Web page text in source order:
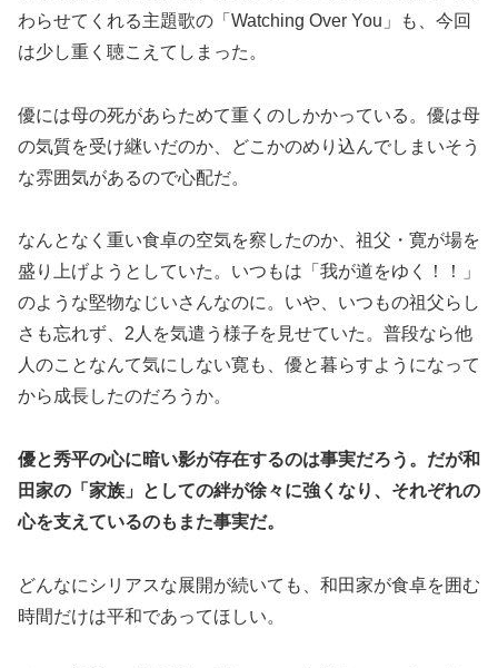
わらせてくれる主題歌の「Watching Over You」も、今回
は少し重く聴こえてしまった。
優には母の死があらためて重くのしかかっている。優は母
の気質を受け継いだのか、どこかのめり込んでしまいそう
な雰囲気があるので心配だ。
なんとなく重い食卓の空気を察したのか、祖父・寛が場を
盛り上げようとしていた。いつもは「我が道をゆく！！」
のような堅物なじいさんなのに。いや、いつもの祖父らし
さも忘れず、2人を気遣う様子を見せていた。普段なら他
人のことなんて気にしない寛も、優と暮らすようになって
から成長したのだろうか。
優と秀平の心に暗い影が存在するのは事実だろう。だが和
田家の「家族」としての絆が徐々に強くなり、それぞれの
心を支えているのもまた事実だ。
どんなにシリアスな展開が続いても、和田家が食卓を囲む
時間だけは平和であってほしい。